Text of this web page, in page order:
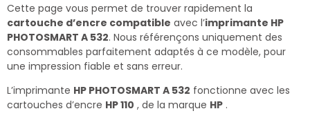
Cette page vous permet de trouver rapidement la
cartouche d’encre compatible avec l’imprimante HP
PHOTOSMART A 532. Nous référençons uniquement des
consommables parfaitement adaptés à ce modèle, pour
une impression fiable et sans erreur.
L’imprimante HP PHOTOSMART A 532 fonctionne avec les
cartouches d’encre HP 110 , de la marque HP .